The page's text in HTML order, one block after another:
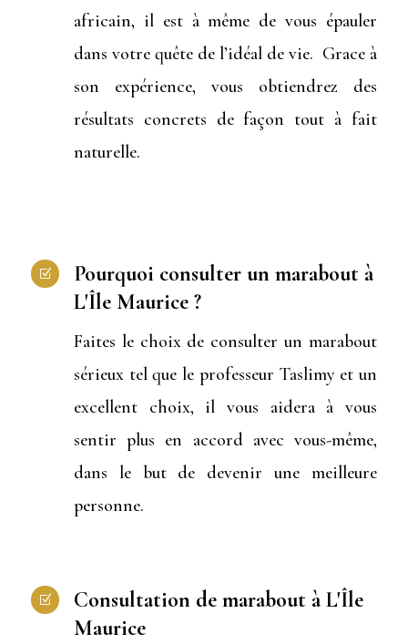
africain, il est à même de vous épauler
dans votre quête de l’idéal de vie. Grace à
son expérience, vous obtiendrez des
résultats concrets de façon tout à fait
naturelle.
Z
Pourquoi consulter un marabout à
L'Île Maurice ?
Faites le choix de consulter un marabout
sérieux tel que le professeur Taslimy et un
excellent choix, il vous aidera à vous
sentir plus en accord avec vous-même,
dans le but de devenir une meilleure
personne.
Z
Consultation de marabout à L'Île
Maurice